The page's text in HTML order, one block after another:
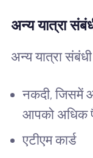
अन्य यात्रा
अन्य यात्रा
नकदी, जिसमें
आपको अधिक
एटीएम कार्ड